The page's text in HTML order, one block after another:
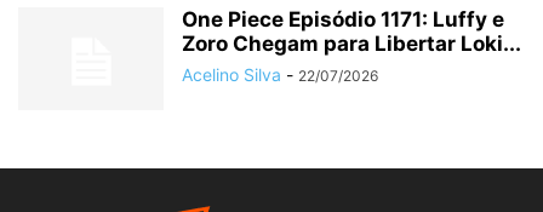
One Piece Episódio 1171: Luffy e
Zoro Chegam para Libertar Loki...
Acelino Silva - 22/07/2026